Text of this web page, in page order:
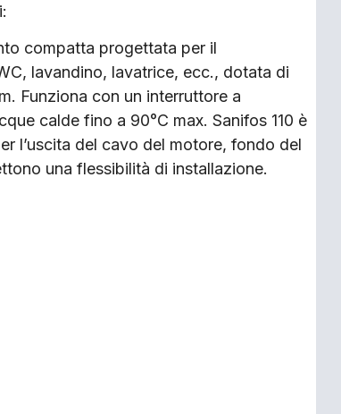
compatta progettata per il
lavandino, lavatrice, ecc., dotata di
Funziona con un interruttore a
calde fino a 90°C max. Sanifos 110 è
l’uscita del cavo del motore, fondo del
una flessibilità di installazione.